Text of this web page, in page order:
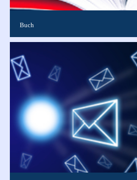
Buch
In Buchform gebundene Publikation in
bis DIN A4. Gut geeignet u.a. für
Semesterarbeiten, Bachel...